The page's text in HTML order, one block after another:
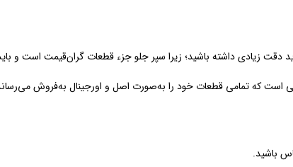
دقت زیادی داشته باشید؛ زیرا سپر جلو جزء قطعات گران‌قیمت است و
است که تمامی قطعات خود را به‌صورت اصل و اورجینال به‌فروش
باشید.